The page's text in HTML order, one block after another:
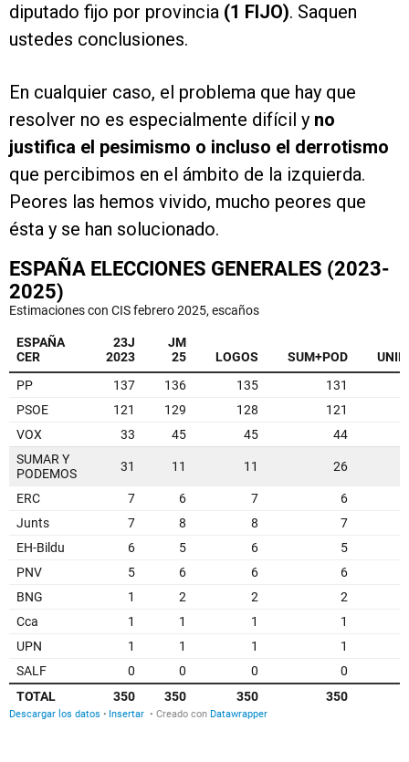
diputado fijo por provincia (1 FIJO). Saquen
ustedes conclusiones.
En cualquier caso, el problema que hay que
resolver no es especialmente difícil y no
justifica el pesimismo o incluso el derrotismo
que percibimos en el ámbito de la izquierda.
Peores las hemos vivido, mucho peores que
ésta y se han solucionado.